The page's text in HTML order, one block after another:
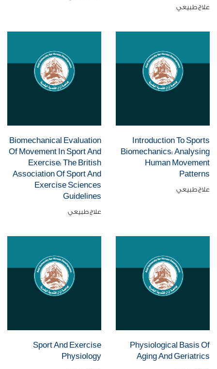
علاج طبيعي
Introduction To Sports
Biomechanics: Analysing
Human Movement
Patterns
علاج طبيعي
Biomechanical Evaluation
Of Movement In Sport And
Exercise: The British
Association Of Sport And
Exercise Sciences
Guidelines
علاج طبيعي
Physiological Basis Of
Aging And Geriatrics
Sport And Exercise
Physiology